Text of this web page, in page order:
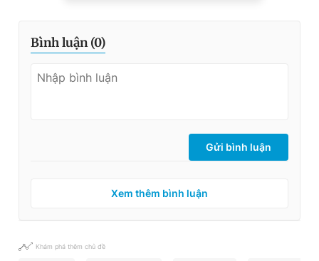
Bình luận (0)
Gửi bình luận
Xem thêm bình luận
Khám phá thêm chủ đề